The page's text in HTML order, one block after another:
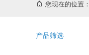
您现在的位置：
产品筛选